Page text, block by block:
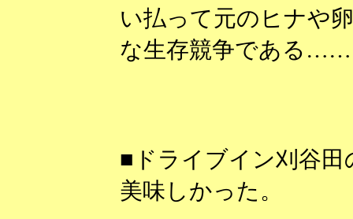
い払って元のヒナや
な生存競争である
■ドライブイン刈谷
美味しかった。